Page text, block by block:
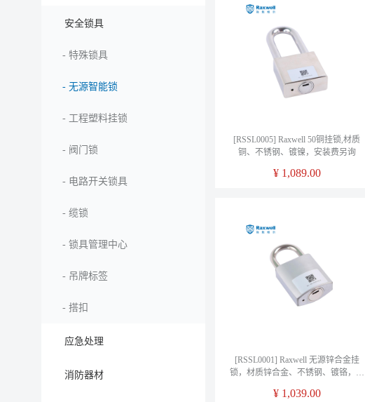
安全锁具
- 特殊锁具
- 无源智能锁
- 工程塑料挂锁
- 阀门锁
- 电路开关锁具
- 缆锁
- 锁具管理中心
- 吊牌标签
- 搭扣
应急处理
消防器材
[RSSL0005] Raxwell 50铜挂锁,材质
铜、不锈钢、镀镍，安装费另询
¥ 1,089.00
[RSSL0001] Raxwell 无源锌合金挂
锁，材质锌合金、不锈钢、镀铬，安
¥ 1,039.00